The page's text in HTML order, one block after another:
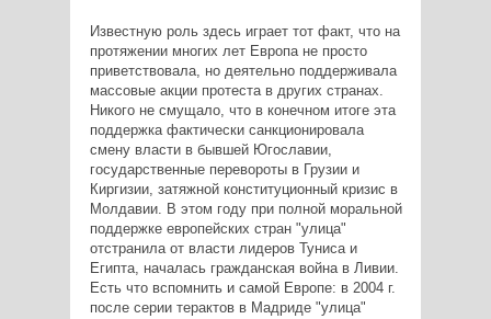
Известную роль здесь играет тот факт, что на
протяжении многих лет Европа не просто
приветствовала, но деятельно поддерживала
массовые акции протеста в других странах.
Никого не смущало, что в конечном итоге эта
поддержка фактически санкционировала
смену власти в бывшей Югославии,
государственные перевороты в Грузии и
Киргизии, затяжной конституционный кризис в
Молдавии. В этом году при полной моральной
поддержке европейских стран "улица"
отстранила от власти лидеров Туниса и
Египта, началась гражданская война в Ливии.
Есть что вспомнить и самой Европе: в 2004 г.
после серии терактов в Мадриде "улица"